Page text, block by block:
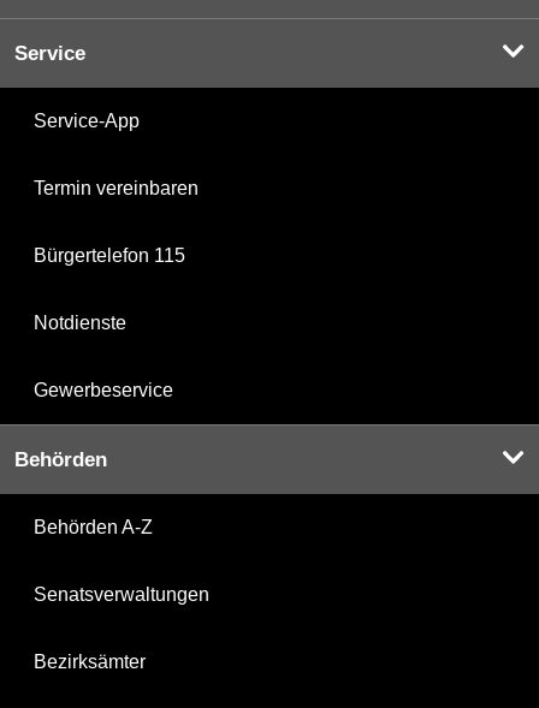
Service
Service-App
Termin vereinbaren
Bürgertelefon 115
Notdienste
Gewerbeservice
Behörden
Behörden A-Z
Senatsverwaltungen
Bezirksämter